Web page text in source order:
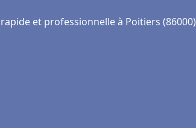
et professionnelle à Poitiers (86000)